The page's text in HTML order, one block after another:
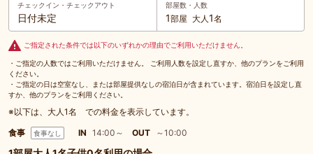
チェックイン・ チェックアウト
日付未定
部屋数・人数
1部屋 大人1名
ご指定された条件では以下のいずれかの理由でご利用いただけません。
・ご指定の人数ではご利用いただけません。 ご利用人数を設定し直すか、他のプランをご利用
ください。
・ご指定の日は空室なし、または部屋提供なしの宿泊日が含まれています。宿泊日を設定し直
すか、他のプランをご利用ください。
※以下は、大人1名 での料金を表示しています。
食事
食事なし IN 14:00～ OUT ～10:00